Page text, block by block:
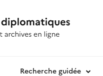
Recherche guidée